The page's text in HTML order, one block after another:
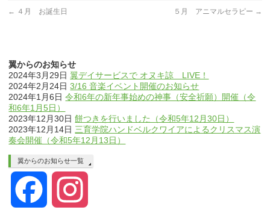
← ４月 お誕生日 ５月 アニマルセラピー →
翼からのお知らせ
2024年3月29日 翼デイサービスで オヌキ諒 LIVE！
2024年2月24日 3/16 音楽イベント開催のお知らせ
2024年1月6日 令和6年の新年事始めの神事（安全祈願）開催（令
和6年1月5日）
2023年12月30日 餅つきを行いました（令和5年12月30日）
2023年12月14日 三育学院ハンドベルクワイアによるクリスマス演
奏会開催（令和5年12月13日）
翼からのお知らせ一覧
Facebook